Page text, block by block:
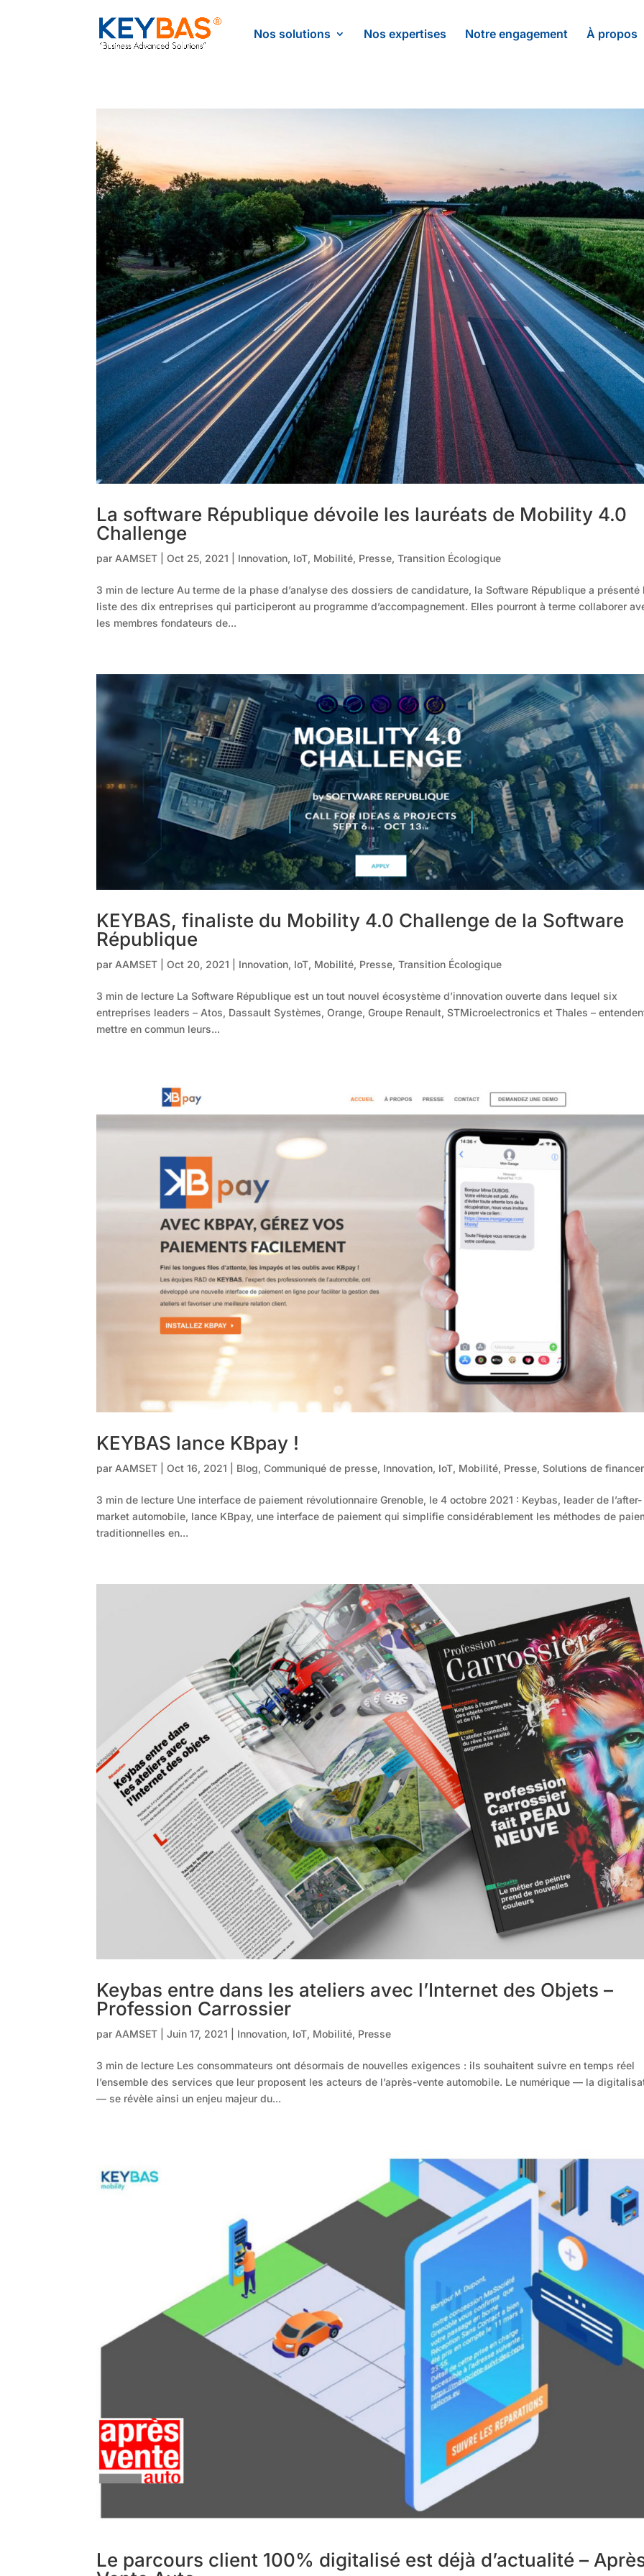
Nos solutions Nos expertises Notre engagement À propos
La software République dévoile les lauréats de Mobility 4.0
Challenge
par AAMSET |Oct 25, 2021 Innovation, IoT, Mobilité, Presse,Transition Écologique
3 min de lecture Au terme de la phase d’analyse des dossiers de candidature, la Software République a présenté
liste des dix entreprises qui participeront au programme d’accompagnement. Elles pourront à terme collaborer
les membres fondateurs de...
KEYBAS, finaliste du Mobility 4.0 Challenge de la Software
République
par AAMSET |Oct 20, 2021 Innovation, IoT, Mobilité, Presse,Transition Écologique
3 min de lecture La Software République est un tout nouvel écosystème d’innovation ouverte dans lequel six
entreprises leaders – Atos, Dassault Systèmes, Orange, Groupe Renault, STMicroelectronics et Thales –
mettre en commun leurs...
KEYBAS lance KBpay !
par AAMSET |Oct 16, 2021 Blog,Communiqué de presse, Innovation, IoT, Mobilité, Presse,Solutions de
3 min de lecture Une interface de paiement révolutionnaire Grenoble, le 4 octobre 2021 : Keybas, leader de l’after-
market automobile, lance KBpay, une interface de paiement qui simplifie considérablement les méthodes de
traditionnelles en...
Keybas entre dans les ateliers avec l’Internet des Objets –
Profession Carrossier
par AAMSET |Juin 17, 2021 Innovation, IoT, Mobilité, Presse
3 min de lecture Les consommateurs ont désormais de nouvelles exigences : ils souhaitent suivre en temps réel
l’ensemble des services que leur proposent les acteurs de l’après-vente automobile. Le numérique — la
— se révèle ainsi un enjeu majeur du...
Le parcours client 100% digitalisé est déjà d’actualité –